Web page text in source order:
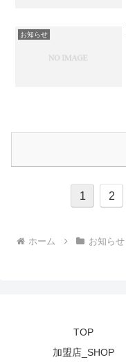
お知らせ
1 2
ホーム お知らせ
TOP
加盟店_SHOP